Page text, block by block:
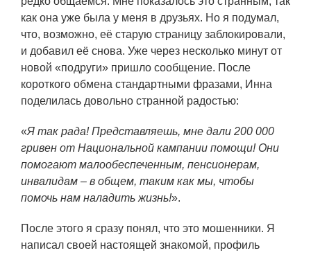
как она уже была у меня в друзьях. Но я подумал,
что, возможно, её старую страницу заблокировали,
и добавил её снова. Уже через несколько минут от
новой «подруги» пришло сообщение. После
короткого обмена стандартными фразами, Инна
поделилась довольно странной радостью:
«Я так рада! Представляешь, мне дали 200 000
гривен от Национальной кампании помощи! Они
помогают малообеспеченным, пенсионерам,
инвалидам – в общем, таким как мы, чтобы
помочь нам наладить жизнь!».
После этого я сразу понял, что это мошенники. Я
написал своей настоящей знакомой, профиль